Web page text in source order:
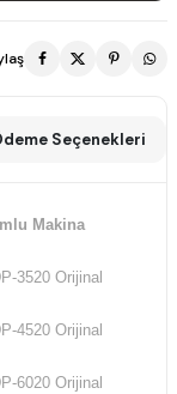
Seçenekleri
Makina
3520 Orijinal
4520 Orijinal
6020 Orijinal